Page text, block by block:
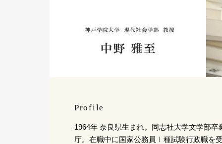
Profile
1964年 奈良県生まれ。同志社大学文学部
庁。在職中に国家公務員Ⅰ種試験行政職を